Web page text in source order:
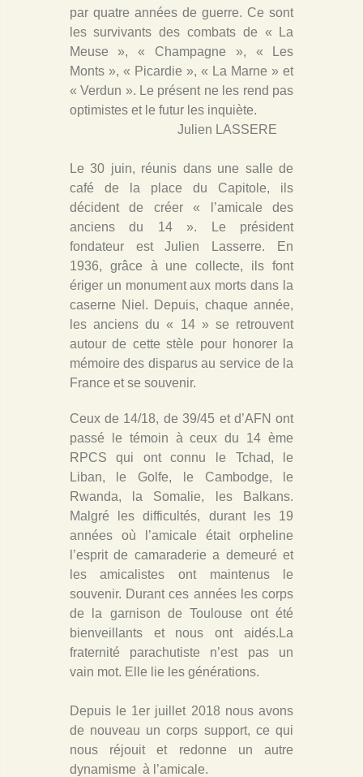
par quatre années de guerre. Ce sont
les survivants des combats de « La
Meuse », « Champagne », « Les
Monts », « Picardie », « La Marne » et
« Verdun ». Le présent ne les rend pas
optimistes et le futur les inquiète.
Julien LASSERE
Le 30 juin, réunis dans une salle de
café de la place du Capitole, ils
décident de créer « l’amicale des
anciens du 14 ». Le président
fondateur est Julien Lasserre. En
1936, grâce à une collecte, ils font
ériger un monument aux morts dans la
caserne Niel. Depuis, chaque année,
les anciens du « 14 » se retrouvent
autour de cette stèle pour honorer la
mémoire des disparus au service de la
France et se souvenir.
Ceux de 14/18, de 39/45 et d’AFN ont
passé le témoin à ceux du 14 ème
RPCS qui ont connu le Tchad, le
Liban, le Golfe, le Cambodge, le
Rwanda, la Somalie, les Balkans.
Malgré les difficultés, durant les 19
années où l’amicale était orpheline
l’esprit de camaraderie a demeuré et
les amicalistes ont maintenus le
souvenir. Durant ces années les corps
de la garnison de Toulouse ont été
bienveillants et nous ont aidés.La
fraternité parachutiste n’est pas un
vain mot. Elle lie les générations.
Depuis le 1er juillet 2018 nous avons
de nouveau un corps support, ce qui
nous réjouit et redonne un autre
dynamisme à l’amicale.